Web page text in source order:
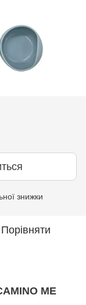
знижки
Порівняти
ME